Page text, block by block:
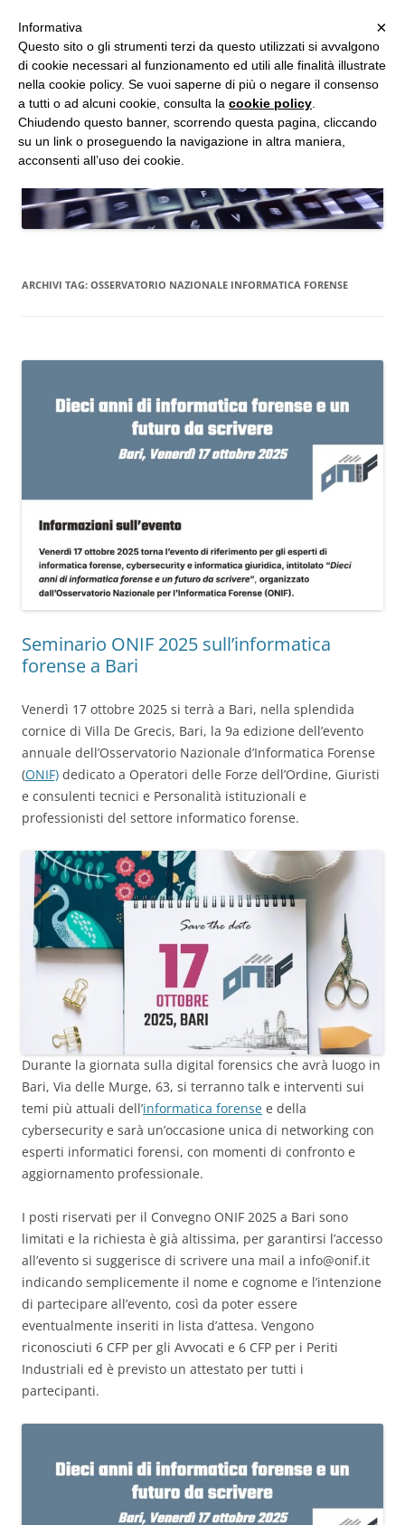
Vai
al
contenuto
Studio d'Informatica Forense
Perizie Informatiche Forensi, CTP e CTU in Processi Civili e Penali
ARCHIVI TAG: OSSERVATORIO NAZIONALE INFORMATICA FORENSE
Seminario ONIF 2025 sull’informatica
forense a Bari
Venerdì 17 ottobre 2025 si terrà a Bari, nella splendida
cornice di Villa De Grecis, Bari, la 9a edizione dell’evento
annuale dell’Osservatorio Nazionale d’Informatica Forense
(ONIF) dedicato a Operatori delle Forze dell’Ordine, Giuristi
e consulenti tecnici e Personalità istituzionali e
professionisti del settore informatico forense.
Durante la giornata sulla digital forensics che avrà luogo in
Bari, Via delle Murge, 63, si terranno talk e interventi sui
temi più attuali dell’informatica forense e della
cybersecurity e sarà un’occasione unica di networking con
esperti informatici forensi, con momenti di confronto e
aggiornamento professionale.
I posti riservati per il Convegno ONIF 2025 a Bari sono
limitati e la richiesta è già altissima, per garantirsi l’accesso
all’evento si suggerisce di scrivere una mail a info@onif.it
indicando semplicemente il nome e cognome e l’intenzione
di partecipare all’evento, così da poter essere
eventualmente inseriti in lista d’attesa. Vengono
riconosciuti 6 CFP per gli Avvocati e 6 CFP per i Periti
Industriali ed è previsto un attestato per tutti i
partecipanti.
MENU ×
Informativa
Questo sito o gli strumenti terzi da questo utilizzati si avvalgono
di cookie necessari al funzionamento ed utili alle finalità illustrate
nella cookie policy. Se vuoi saperne di più o negare il consenso
a tutti o ad alcuni cookie, consulta la cookie policy
Chiudendo questo banner, scorrendo questa pagina, cliccando
su un link o proseguendo la navigazione in altra maniera,
acconsenti all’uso dei cookie.